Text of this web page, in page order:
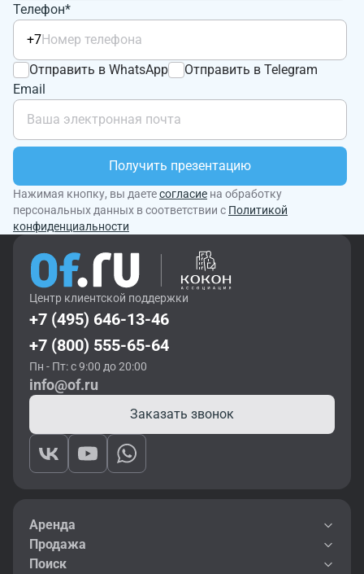
Телефон*
+7
Отправить в WhatsApp
Отправить в Telegram
Email
Получить презентацию
Нажимая кнопку, вы даетесогласие на обработку
персональных данных в соответствии с Политикой
конфиденциальности
Центр клиентской поддержки
+7 (495) 646-13-46
+7 (800) 555-65-64
Пн - Пт: с 9:00 до 20:00
info@of.ru
Заказать звонок
Аренда
Продажа
Поиск